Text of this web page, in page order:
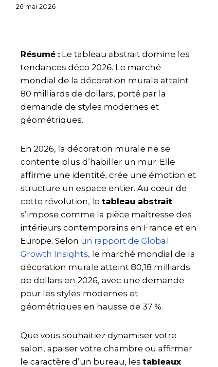
26 mai 2026
Résumé : Le tableau abstrait domine les
tendances déco 2026. Le marché
mondial de la décoration murale atteint
80 milliards de dollars, porté par la
demande de styles modernes et
géométriques.
En 2026, la décoration murale ne se
contente plus d’habiller un mur. Elle
affirme une identité, crée une émotion et
structure un espace entier. Au cœur de
cette révolution, le tableau abstrait
s’impose comme la pièce maîtresse des
intérieurs contemporains en France et en
Europe. Selon un rapport de Global
Growth Insights, le marché mondial de la
décoration murale atteint 80,18 milliards
de dollars en 2026, avec une demande
pour les styles modernes et
géométriques en hausse de 37 %.
Que vous souhaitiez dynamiser votre
salon, apaiser votre chambre ou affirmer
le caractère d’un bureau, les tableaux